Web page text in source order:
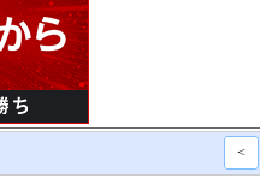
<